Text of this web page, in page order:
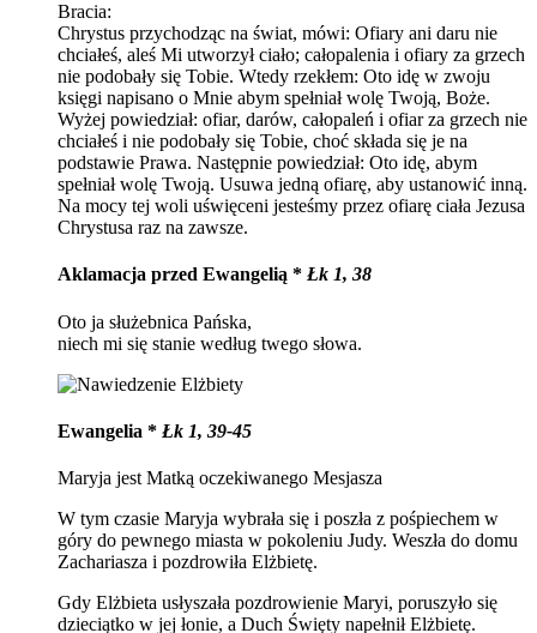
Bracia:
Chrystus przychodząc na świat, mówi: Ofiary ani daru nie
chciałeś, aleś Mi utworzył ciało; całopalenia i ofiary za grzech
nie podobały się Tobie. Wtedy rzekłem: Oto idę w zwoju
księgi napisano o Mnie abym spełniał wolę Twoją, Boże.
Wyżej powiedział: ofiar, darów, całopaleń i ofiar za grzech nie
chciałeś i nie podobały się Tobie, choć składa się je na
podstawie Prawa. Następnie powiedział: Oto idę, abym
spełniał wolę Twoją. Usuwa jedną ofiarę, aby ustanowić inną.
Na mocy tej woli uświęceni jesteśmy przez ofiarę ciała Jezusa
Chrystusa raz na zawsze.
Aklamacja przed Ewangelią * Łk 1, 38
Oto ja służebnica Pańska,
niech mi się stanie według twego słowa.
Ewangelia * Łk 1, 39-45
Maryja jest Matką oczekiwanego Mesjasza
W tym czasie Maryja wybrała się i poszła z pośpiechem w
góry do pewnego miasta w pokoleniu Judy. Weszła do domu
Zachariasza i pozdrowiła Elżbietę.
Gdy Elżbieta usłyszała pozdrowienie Maryi, poruszyło się
dzieciątko w jej łonie, a Duch Święty napełnił Elżbietę.